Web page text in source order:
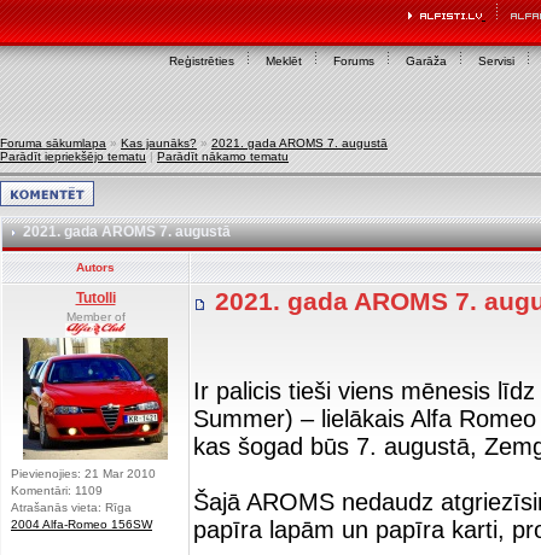
Reģistrēties Meklēt Forums Garāža Servisi
Foruma sākumlapa » Kas jaunāks? » 2021. gada AROMS 7. augustā
Parādīt iepriekšējo tematu | Parādīt nākamo tematu
2021. gada AROMS 7. augustā
Autors
Tutolli
Member of
Pievienojies: 21 Mar 2010
Komentāri: 1109
Atrašanās vieta: Rīga
2004 Alfa-Romeo 156SW
2021. gada AROMS 7.
Ir palicis tieši viens mēnesis
Summer) – lielākais Alfa
kas šogad būs 7. augustā,
Šajā AROMS nedaudz
papīra lapām un papīra karti,